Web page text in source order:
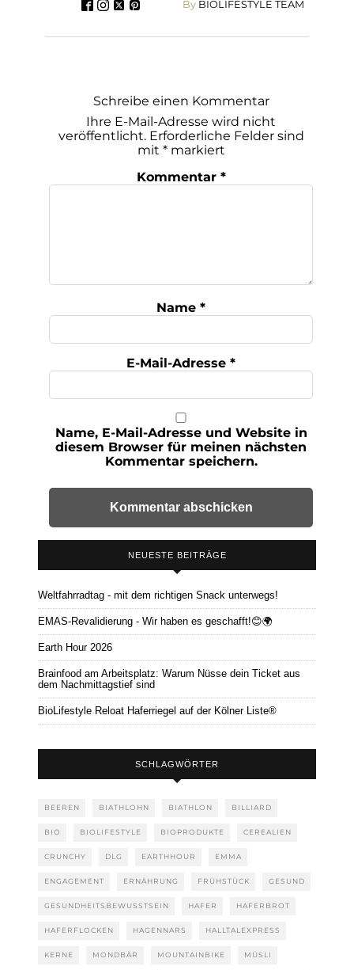
ByBIOLIFESTYLE TEAM
Schreibe einen Kommentar
Ihre E-Mail-Adresse wird nicht
veröffentlicht. Erforderliche Felder sind
mit *markiert
Kommentar *
Name *
E-Mail-Adresse *
Name, E-Mail-Adresse und Website in
diesem Browser für meinen nächsten
Kommentar speichern.
NEUESTE BEITRÄGE
Weltfahrradtag - mit dem richtigen Snack unterwegs!
EMAS-Revalidierung - Wir haben es geschafft!😊🌍
Earth Hour 2026
Brainfood am Arbeitsplatz: Warum Nüsse dein Ticket aus
dem Nachmittagstief sind
BioLifestyle Reloat Haferriegel auf der Kölner Liste®
SCHLAGWÖRTER
BEEREN BIATHLOHN BIATHLON BILLIARD
BIO BIOLIFESTYLE BIOPRODUKTE CEREALIEN
CRUNCHY DLG EARTHHOUR EMMA
ENGAGEMENT ERNÄHRUNG FRÜHSTÜCK GESUND
GESUNDHEITSBEWUSSTSEIN HAFER HAFERBROT
HAFERFLOCKEN HAGENNARS HALLTALEXPRESS
KERNE MONDBÄR MOUNTAINBIKE MÜSLI